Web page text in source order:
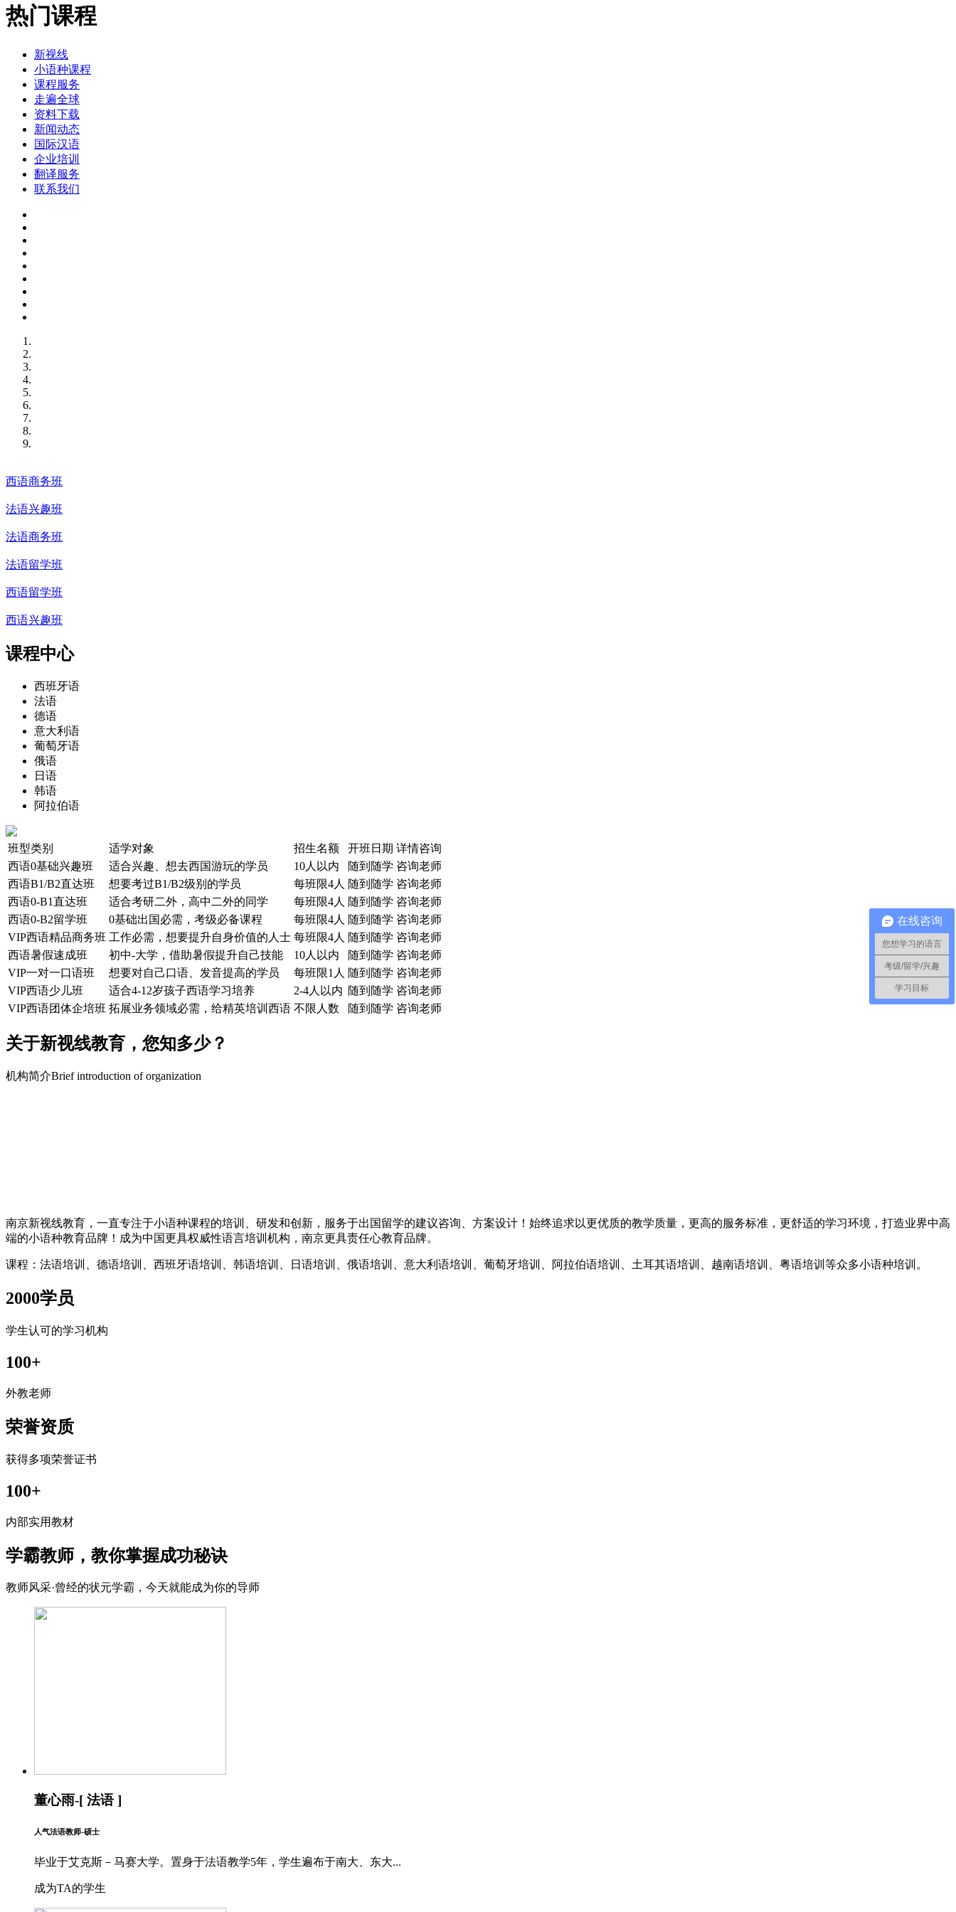
热门课程
新视线
小语种课程
课程服务
走遍全球
资料下载
新闻动态
国际汉语
企业培训
翻译服务
联系我们
西语商务班
法语兴趣班
法语商务班
法语留学班
西语留学班
西语兴趣班
课程中心
西班牙语
法语
德语
意大利语
葡萄牙语
俄语
日语
韩语
阿拉伯语
班型类别 适学对象 招生名额 开班日期 详情咨询
西语0基础兴趣班
适合兴趣、想去西国游玩的学员 10人以内 随到随学 咨询老师
西语B1/B2直达班
想要考过B1/B2级别的学员 每班限4人 随到随学 咨询老师
西语0-B1直达班
适合考研二外，高中二外的同学 每班限4人 随到随学 咨询老师
西语0-B2留学班
0基础出国必需，考级必备课程 每班限4人 随到随学 咨询老师
VIP西语精品商务班 工作必需，想要提升自身价值的人士 每班限4人 随到随学 咨询老师
西语暑假速成班
初中-大学，借助暑假提升自己技能 10人以内 随到随学 咨询老师
VIP一对一口语班
想要对自己口语、发音提高的学员 每班限1人 随到随学 咨询老师
VIP西语少儿班
适合4-12岁孩子西语学习培养 2-4人以内 随到随学 咨询老师
VIP西语团体企培班 拓展业务领域必需，给精英培训西语 不限人数 随到随学 咨询老师
关于新视线教育，您知多少？
机构简介Brief introduction of organization
南京新视线教育，一直专注于小语种课程的培训、研发和创新，服务于出国留学的建议咨询、方案设计！始终追求以更优质的教学质量，更高的服务标准，更舒适的学习环境，打造业界中高
端的小语种教育品牌！成为中国更具权威性语言培训机构，南京更具责任心教育品牌。
课程：法语培训、德语培训、西班牙语培训、韩语培训、日语培训、俄语培训、意大利语培训、葡萄牙培训、阿拉伯语培训、土耳其语培训、越南语培训、粤语培训等众多小语种培训。
2000学员
学生认可的学习机构
100+
外教老师
荣誉资质
获得多项荣誉证书
100+
内部实用教材
学霸教师，教你掌握成功秘诀
教师风采·曾经的状元学霸，今天就能成为你的导师
董心雨-[ 法语 ]
人气法语教师-硕士
毕业于艾克斯－马赛大学。置身于法语教学5年，学生遍布于南大、东大...
成为TA的学生
在线咨询
您想学习的语言
考级/留学/兴趣
学习目标